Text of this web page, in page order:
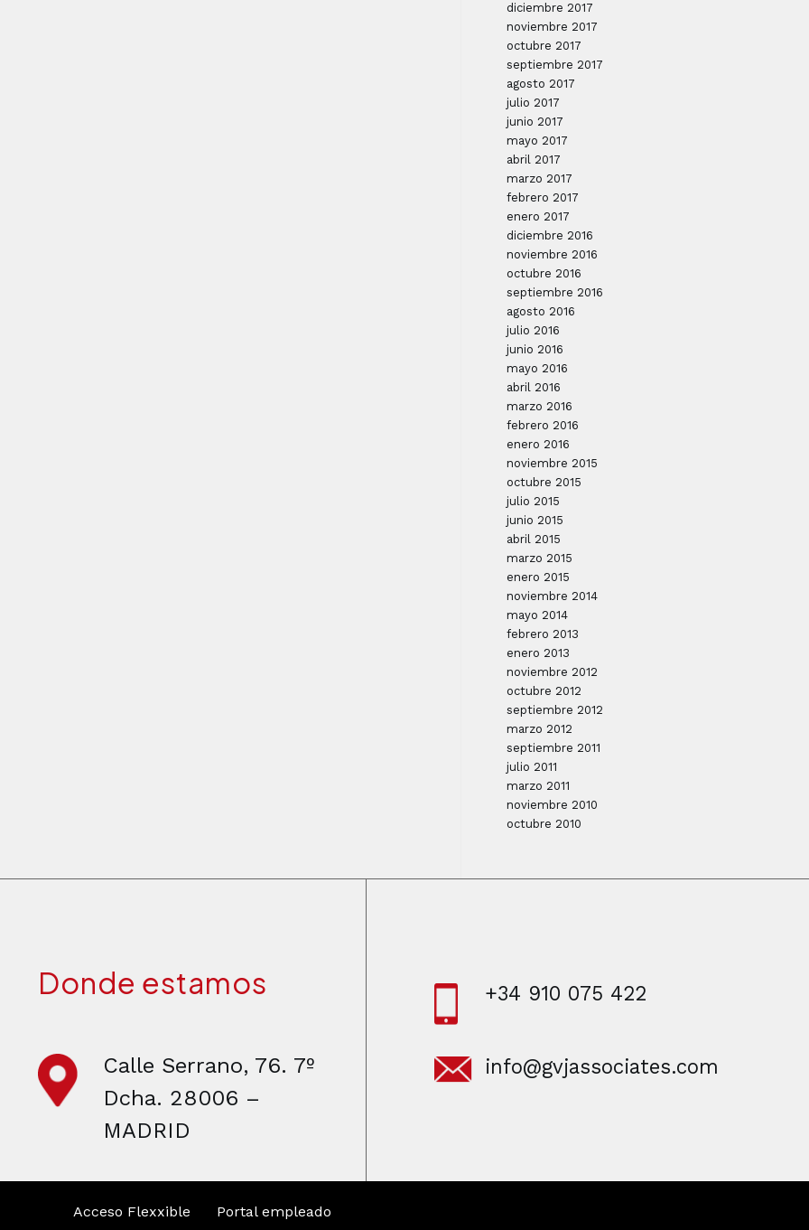
diciembre 2017
noviembre 2017
octubre 2017
septiembre 2017
agosto 2017
julio 2017
junio 2017
mayo 2017
abril 2017
marzo 2017
febrero 2017
enero 2017
diciembre 2016
noviembre 2016
octubre 2016
septiembre 2016
agosto 2016
julio 2016
junio 2016
mayo 2016
abril 2016
marzo 2016
febrero 2016
enero 2016
noviembre 2015
octubre 2015
julio 2015
junio 2015
abril 2015
marzo 2015
enero 2015
noviembre 2014
mayo 2014
febrero 2013
enero 2013
noviembre 2012
octubre 2012
septiembre 2012
marzo 2012
septiembre 2011
julio 2011
marzo 2011
noviembre 2010
octubre 2010
Donde estamos
Calle Serrano, 76. 7º
Dcha. 28006 –
MADRID
+34 910 075 422
info@gvjassociates.com
Acceso Flexxible Portal empleado